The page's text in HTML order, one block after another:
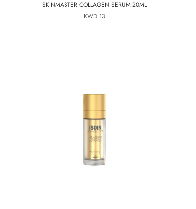
SKINMASTER COLLAGEN SERUM 20ML
13 KWD